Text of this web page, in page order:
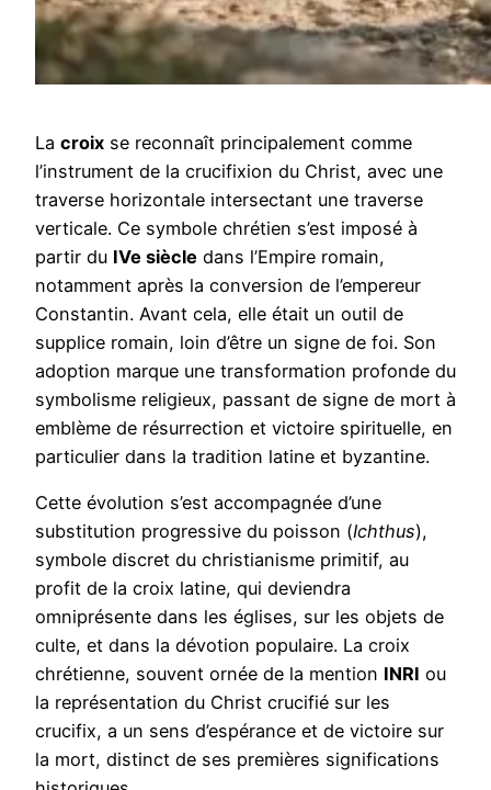
La croix se reconnaît principalement comme
l’instrument de la crucifixion du Christ, avec une
traverse horizontale intersectant une traverse
verticale. Ce symbole chrétien s’est imposé à
partir du IVe siècle dans l’Empire romain,
notamment après la conversion de l’empereur
Constantin. Avant cela, elle était un outil de
supplice romain, loin d’être un signe de foi. Son
adoption marque une transformation profonde du
symbolisme religieux, passant de signe de mort à
emblème de résurrection et victoire spirituelle, en
particulier dans la tradition latine et byzantine.
Cette évolution s’est accompagnée d’une
substitution progressive du poisson (Ichthus),
symbole discret du christianisme primitif, au
profit de la croix latine, qui deviendra
omniprésente dans les églises, sur les objets de
culte, et dans la dévotion populaire. La croix
chrétienne, souvent ornée de la mention INRI ou
la représentation du Christ crucifié sur les
crucifix, a un sens d’espérance et de victoire sur
la mort, distinct de ses premières significations